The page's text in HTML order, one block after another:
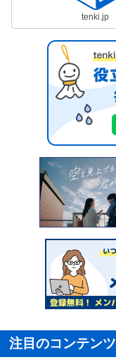
tenki.jp
注目のコンテンツ